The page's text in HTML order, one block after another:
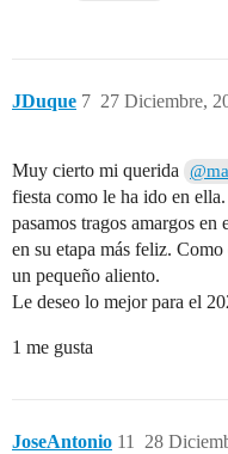
JDuque 27 Diciembre,
7
Muy cierto mi querida
fiesta como le ha ido en
pasamos tragos amargos en
en su etapa más feliz.
un pequeño aliento.
Le deseo lo mejor para el
1 me gusta
JoseAntonio 28
11